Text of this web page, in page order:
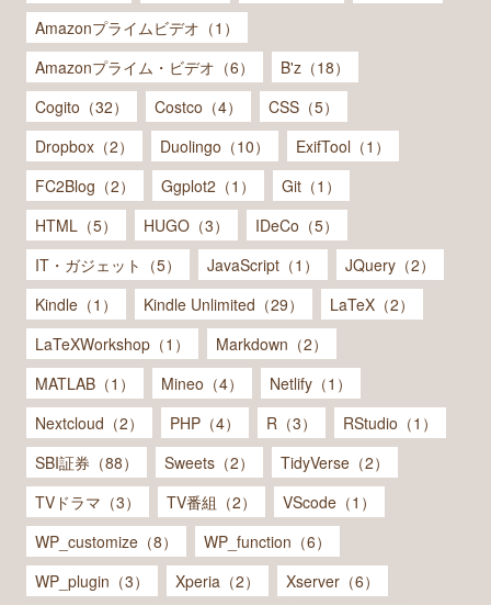
Amazonプライムビデオ（1）
Amazonプライム・ビデオ（6）
B'z（18）
Cogito（32）
Costco（4）
CSS（5）
Dropbox（2）
Duolingo（10）
ExifTool（1）
FC2Blog（2）
Ggplot2（1）
Git（1）
HTML（5）
HUGO（3）
IDeCo（5）
IT・ガジェット（5）
JavaScript（1）
JQuery（2）
Kindle（1）
Kindle Unlimited（29）
LaTeX（2）
LaTeXWorkshop（1）
Markdown（2）
MATLAB（1）
Mineo（4）
Netlify（1）
Nextcloud（2）
PHP（4） R（3）
RStudio（1）
SBI証券（88）
Sweets（2）
TidyVerse（2）
TVドラマ（3）
TV番組（2）
VScode（1）
WP_customize（8）
WP_function（6）
WP_plugin（3）
Xperia（2）
Xserver（6）